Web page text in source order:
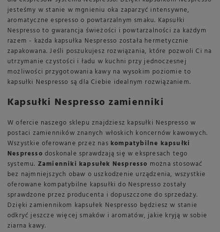
jesteśmy w stanie w mgnieniu oka zaparzyć intensywne,
aromatyczne espresso o powtarzalnym smaku. Kapsułki
Nespresso to gwarancja świeżości i powtarzalności za każdym
razem - każda kapsułka Nespresso została hermetycznie
zapakowana. Jeśli poszukujesz rozwiązania, które pozwoli Ci na
utrzymanie czystości i ładu w kuchni przy jednoczesnej
możliwości przygotowania kawy na wysokim poziomie to
kapsułki Nespresso są dla Ciebie idealnym rozwiązaniem.
Kapsułki Nespresso zamienniki
W ofercie naszego sklepu znajdziesz kapsułki Nespresso w
postaci zamienników znanych włoskich koncernów kawowych.
Wszystkie oferowane przez nas kompatybilne kapsułki
Nespresso doskonale sprawdzają się w ekspresach tego
systemu. Zamienniki kapsułek Nespresso można stosować
bez najmniejszych obaw o uszkodzenie urządzenia, wszystkie
oferowane kompatybilne kapsułki do Nespresso zostały
sprawdzone przez producenta i dopuszczone do sprzedaży.
Dzięki zamiennikom kapsułek Nespresso będziesz w stanie
odkryć jeszcze więcej smaków i aromatów, jakie kryją w sobie
ziarna kawy.